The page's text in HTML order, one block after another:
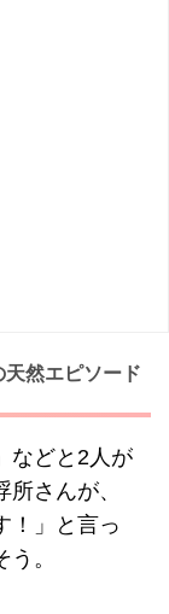
然エピソード
などと2人が
さんが、
！」と言っ
。